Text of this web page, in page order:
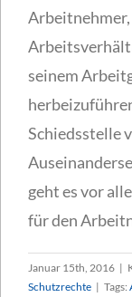
Arbeitnehmer,
seinem
Schiedsstelle
geht es vor
für den
Januar 15th, 2016 |
Schutzrechte | Tags: